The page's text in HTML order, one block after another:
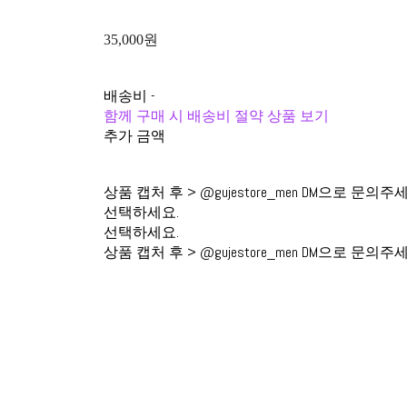
35,000원
배송비-
함께 구매 시 배송비 절약 상품 보기
추가 금액
상품 캡처 후 > @gujestore_men DM으로 문의주
선택하세요.
선택하세요.
상품 캡처 후 > @gujestore_men DM으로 문의주